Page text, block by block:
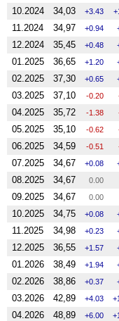
10.2024 34,03 3.43
11.2024 34,97 0.94
12.2024 35,45 0.48
01.2025 36,65 1.20
02.2025 37,30 0.65
03.2025 37,10 -0.20
04.2025 35,72 -1.38
05.2025 35,10 -0.62
06.2025 34,59 -0.51
07.2025 34,67 0.08
08.2025 34,67 0.00
09.2025 34,67 0.00
10.2025 34,75 0.08
11.2025 34,98 0.23
12.2025 36,55 1.57
01.2026 38,49 1.94
02.2026 38,86 0.37
03.2026 42,89 4.03
04.2026 48,89 6.00